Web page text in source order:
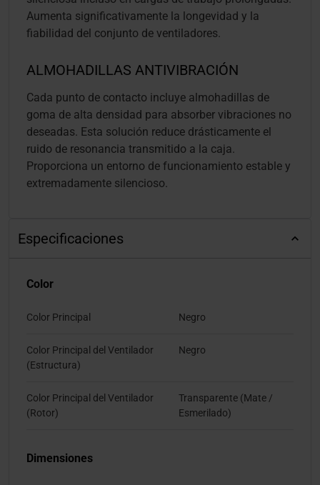
Aumenta significativamente la longevidad y la
fiabilidad del conjunto de ventiladores.
ALMOHADILLAS ANTIVIBRACIÓN
Cada punto de contacto incluye almohadillas de
goma de alta densidad para absorber vibraciones no
deseadas. Esta solución reduce drásticamente el
ruido de resonancia transmitido a la caja.
Proporciona un entorno de funcionamiento estable y
extremadamente silencioso.
Especificaciones
Color
Color Principal Negro
Color Principal del Ventilador
(Estructura)
Negro
Color Principal del Ventilador
(Rotor)
Transparente (Mate /
Esmerilado)
Dimensiones